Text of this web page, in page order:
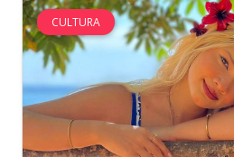
CULTURA